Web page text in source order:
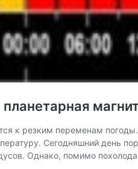
к резким переменам
Сегодняшний день
Однако, помимо